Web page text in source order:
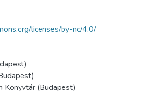
licenses/by-nc/4.0/
Könyvtár (Budapest)